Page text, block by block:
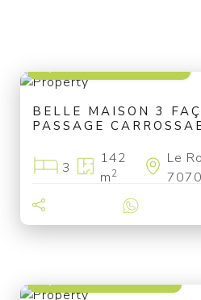
BELLE MAISON 3
PASSAGE
3
142
m2
Le
7070